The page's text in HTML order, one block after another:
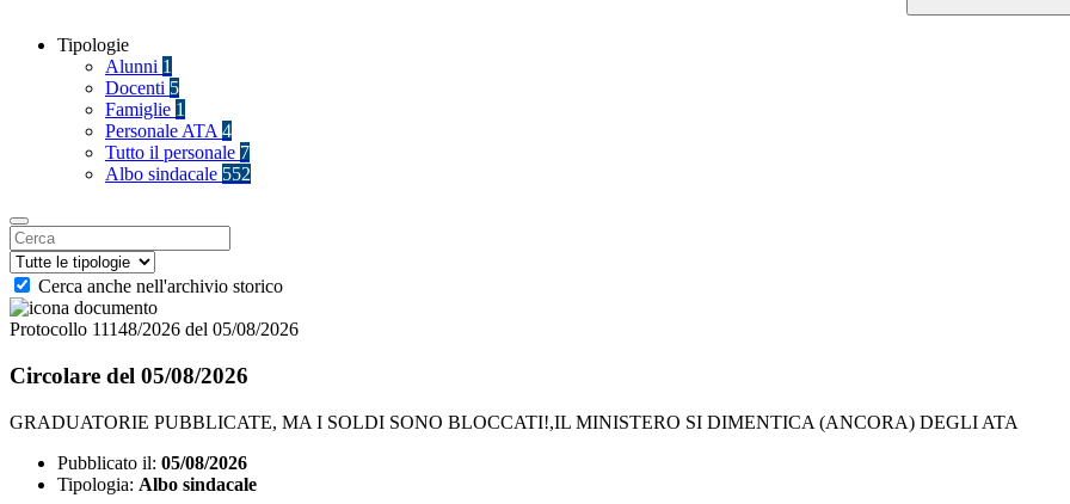
Tipologie
Alunni 1
Docenti 5
Famiglie 1
Personale ATA 4
Tutto il personale 7
Albo sindacale 552
Cerca anche nell'archivio storico
Protocollo 11148/2026 del 05/08/2026
Circolare del 05/08/2026
GRADUATORIE PUBBLICATE, MA I SOLDI SONO BLOCCATI!,IL MINISTERO SI DIMENTICA (ANCORA) DEGLI ATA
Pubblicato il: 05/08/2026
Tipologia: Albo sindacale